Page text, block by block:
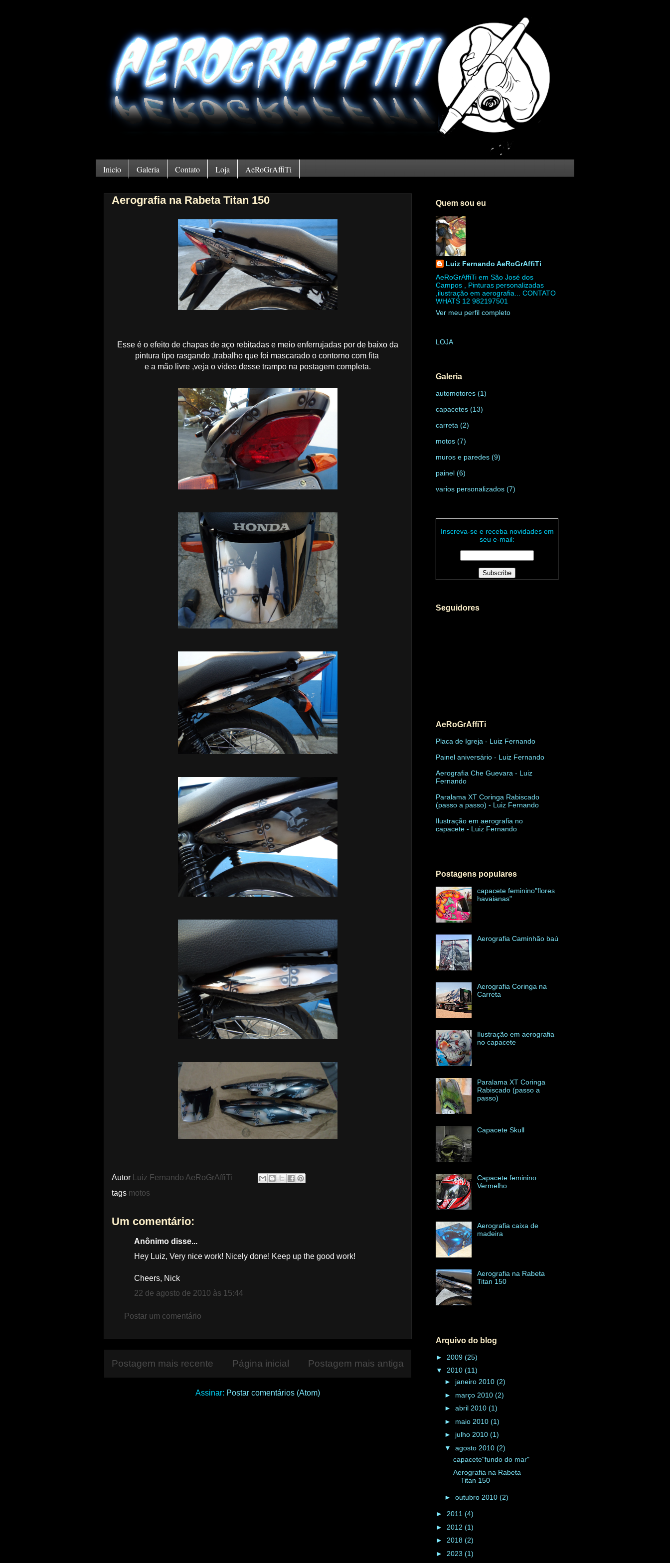
Inicio Galeria Contato Loja AeRoGrAffiTi
Aerografia na Rabeta Titan 150
Esse é o efeito de chapas de aço rebitadas e meio enferrujadas por de baixo da
pintura tipo rasgando ,trabalho que foi mascarado o contorno com fita
e a mão livre ,veja o video desse trampo na postagem completa.
Autor
Luiz Fernando AeRoGrAffiTi
tags motos
Um comentário:
Anônimo disse...
Hey Luiz, Very nice work! Nicely done! Keep up the good work!
Cheers, Nick
22 de agosto de 2010 às 15:44
Postar um comentário
Postagem mais recente Postagem mais antiga
Página inicial
Assinar: Postar comentários (Atom)
Quem sou eu
Luiz Fernando AeRoGrAffiTi
AeRoGrAffiTi em São José dos
Campos , Pinturas personalizadas
,ilustração em aerografia... CONTATO
WHATS 12 982197501
Ver meu perfil completo
LOJA
Galeria
automotores (1)
capacetes (13)
carreta (2)
motos (7)
muros e paredes (9)
painel (6)
varios personalizados (7)
Inscreva-se e receba novidades em
seu e-mail:
Seguidores
AeRoGrAffiTi
Placa de Igreja - Luiz Fernando
Painel aniversário - Luiz Fernando
Aerografia Che Guevara - Luiz
Fernando
Paralama XT Coringa Rabiscado
(passo a passo) - Luiz Fernando
Ilustração em aerografia no
capacete - Luiz Fernando
Postagens populares
capacete feminino"flores
havaianas"
Aerografia Caminhão baú
Aerografia Coringa na
Carreta
Ilustração em aerografia
no capacete
Paralama XT Coringa
Rabiscado (passo a
passo)
Capacete Skull
Capacete feminino
Vermelho
Aerografia caixa de
madeira
Aerografia na Rabeta
Titan 150
Arquivo do blog
► 2009 (25)
▼ 2010 (11)
► janeiro 2010 (2)
► março 2010 (2)
► abril 2010 (1)
► maio 2010 (1)
► julho 2010 (1)
▼ agosto 2010 (2)
capacete"fundo do mar"
Aerografia na Rabeta
Titan 150
► outubro 2010 (2)
► 2011 (4)
► 2012 (1)
► 2018 (2)
► 2023 (1)